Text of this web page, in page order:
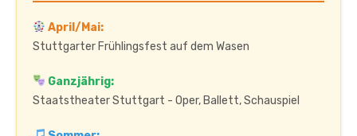
April/Mai:
Stuttgarter Frühlingsfest auf dem Wasen
Ganzjährig:
Staatstheater Stuttgart - Oper, Ballett, Schauspiel